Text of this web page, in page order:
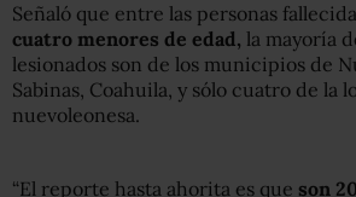
Señaló que entre las personas
cuatro menores de edad, la mayoría
lesionados son de los municipios de
Sabinas, Coahuila, y sólo cuatro de la
nuevoleonesa.
“El reporte hasta ahorita es que son